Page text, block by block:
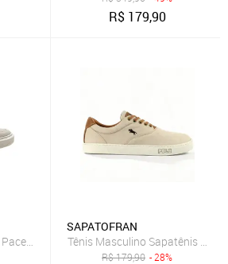
R$ 179,90
Calce Fácil Creme 653101-005
SAPATOFRAN
Tênis Masculino Sapatênis
R$179,90 - 28%